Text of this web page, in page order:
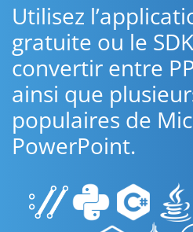
Utilisez
gratuite ou le
convertir entre
ainsi que
populaires de
PowerPoint.